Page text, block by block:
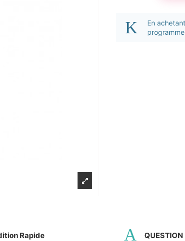
En
Rapide